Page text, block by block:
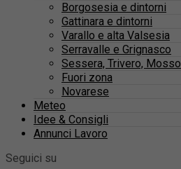
Borgosesia e dintorni
Gattinara e dintorni
Varallo e alta Valsesia
Serravalle e Grignasco
Sessera, Trivero, Mosso
Fuori zona
Novarese
Meteo
Idee & Consigli
Annunci Lavoro
Seguici su